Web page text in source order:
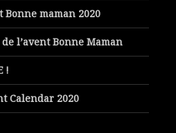
Bonne maman 2020
l’avent Bonne Maman
!
Calendar 2020